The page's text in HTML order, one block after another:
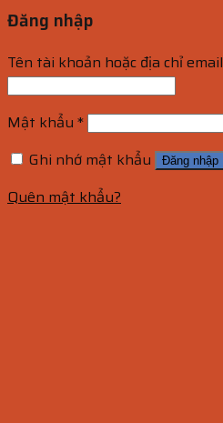
Đăng nhập
Tên tài khoản hoặc địa chỉ email
Mật khẩu *
Ghi nhớ mật khẩu
Đăng nhập
Quên mật khẩu?